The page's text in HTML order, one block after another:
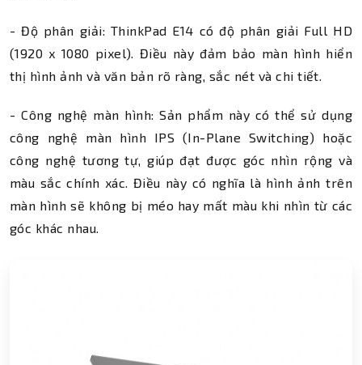
- Độ phân giải: ThinkPad E14 có độ phân giải Full HD
(1920 x 1080 pixel). Điều này đảm bảo màn hình hiển
thị hình ảnh và văn bản rõ ràng, sắc nét và chi tiết.
- Công nghệ màn hình: Sản phẩm này có thể sử dụng
công nghệ màn hình IPS (In-Plane Switching) hoặc
công nghệ tương tự, giúp đạt được góc nhìn rộng và
màu sắc chính xác. Điều này có nghĩa là hình ảnh trên
màn hình sẽ không bị méo hay mất màu khi nhìn từ các
góc khác nhau.